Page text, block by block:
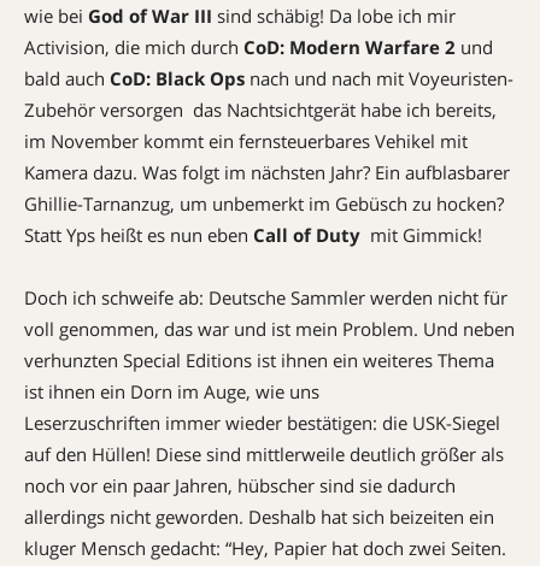
wie bei God of War III sind schäbig! Da lobe ich mir
Activision, die mich durch CoD: Modern Warfare 2 und
bald auch CoD: Black Ops nach und nach mit Voyeuristen-
Zubehör versorgen  das Nachtsichtgerät habe ich bereits,
im November kommt ein fernsteuerbares Vehikel mit
Kamera dazu. Was folgt im nächsten Jahr? Ein aufblasbarer
Ghillie-Tarnanzug, um unbemerkt im Gebüsch zu hocken?
Statt Yps heißt es nun eben Call of Duty  mit Gimmick!
Doch ich schweife ab: Deutsche Sammler werden nicht für
voll genommen, das war und ist mein Problem. Und neben
verhunzten Special Editions ist ihnen ein weiteres Thema
ist ihnen ein Dorn im Auge, wie uns
Leserzuschriften immer wieder bestätigen: die USK-Siegel
auf den Hüllen! Diese sind mittlerweile deutlich größer als
noch vor ein paar Jahren, hübscher sind sie dadurch
allerdings nicht geworden. Deshalb hat sich beizeiten ein
kluger Mensch gedacht: “Hey, Papier hat doch zwei Seiten.